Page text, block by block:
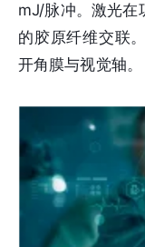
mJ/脉冲。激光在
的胶原纤维交联
开角膜与视觉轴。